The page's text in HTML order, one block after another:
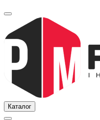
Каталог